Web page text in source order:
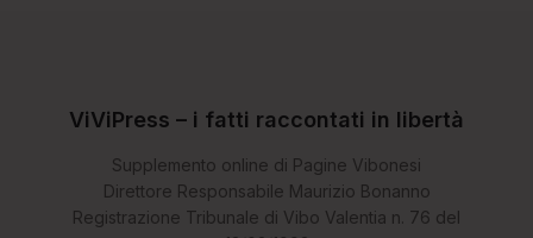
ViViPress – i fatti raccontati in libertà
Supplemento online di Pagine Vibonesi
Direttore Responsabile Maurizio Bonanno
Registrazione Tribunale di Vibo Valentia n. 76 del